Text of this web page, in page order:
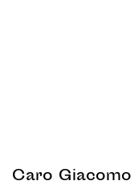
Caro